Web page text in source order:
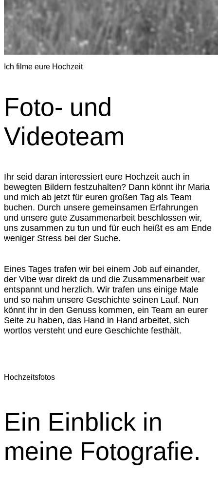
Ich filme eure Hochzeit
Foto- und
Videoteam
Ihr seid daran interessiert eure Hochzeit auch in
bewegten Bildern festzuhalten? Dann könnt ihr Maria
und mich ab jetzt für euren großen Tag als Team
buchen. Durch unsere gemeinsamen Erfahrungen
und unsere gute Zusammenarbeit beschlossen wir,
uns zusammen zu tun und für euch heißt es am Ende
weniger Stress bei der Suche.
Eines Tages trafen wir bei einem Job auf einander,
der Vibe war direkt da und die Zusammenarbeit war
entspannt und herzlich. Wir trafen uns einige Male
und so nahm unsere Geschichte seinen Lauf. Nun
könnt ihr in den Genuss kommen, ein Team an eurer
Seite zu haben, das Hand in Hand arbeitet, sich
wortlos versteht und eure Geschichte festhält.
Hochzeitsfotos
Ein Einblick in
meine Fotografie.